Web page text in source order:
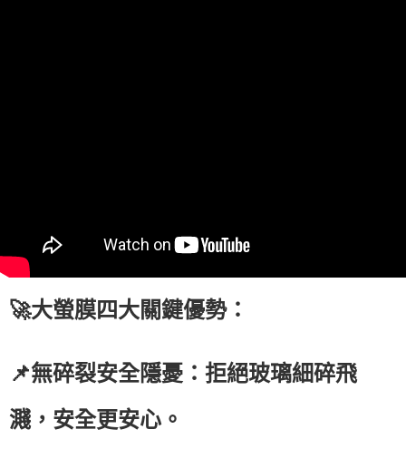
🚀大螢膜四大關鍵優勢：
📌無碎裂安全隱憂：拒絕玻璃細碎飛
濺，安全更安心。